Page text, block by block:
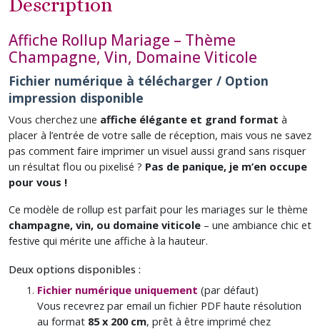
Description
Affiche Rollup Mariage – Thème
Champagne, Vin, Domaine Viticole
Fichier numérique à télécharger / Option
impression disponible
Vous cherchez une affiche élégante et grand format à
placer à l’entrée de votre salle de réception, mais vous ne savez
pas comment faire imprimer un visuel aussi grand sans risquer
un résultat flou ou pixelisé ? Pas de panique, je m’en occupe
pour vous !
Ce modèle de rollup est parfait pour les mariages sur le thème
champagne, vin, ou domaine viticole – une ambiance chic et
festive qui mérite une affiche à la hauteur.
Deux options disponibles :
Fichier numérique uniquement (par défaut)
Vous recevrez par email un fichier PDF haute résolution
au format 85 x 200 cm, prêt à être imprimé chez